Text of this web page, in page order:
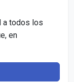
a todos los
en